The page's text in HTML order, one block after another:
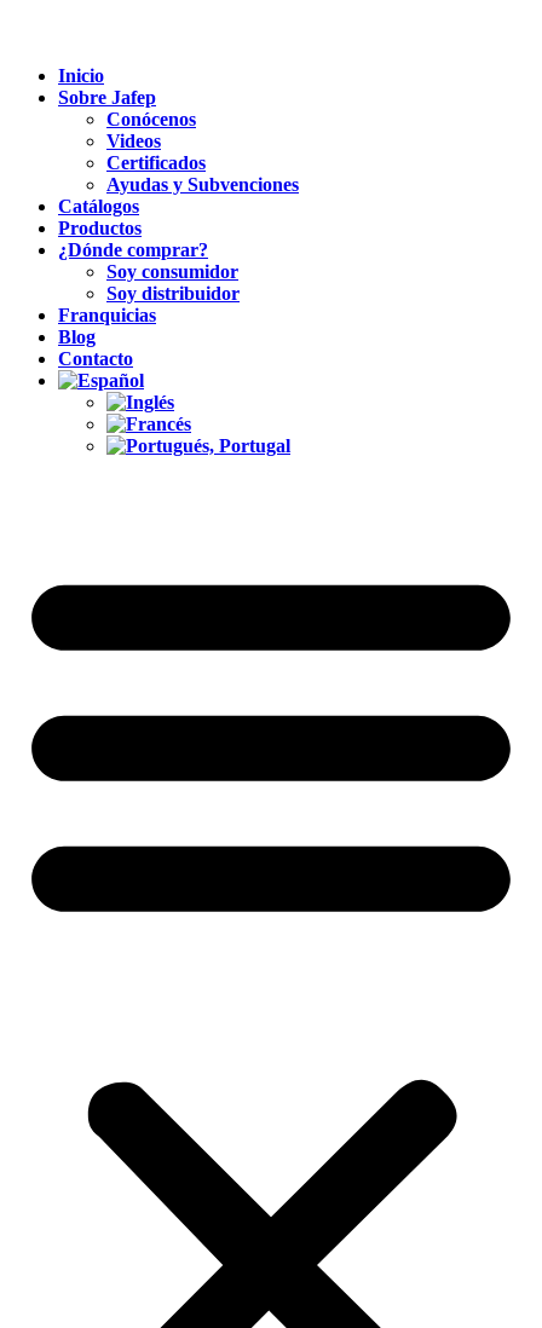
Inicio
Sobre Jafep
Conócenos
Videos
Certificados
Ayudas y Subvenciones
Catálogos
Productos
¿Dónde comprar?
Soy consumidor
Soy distribuidor
Franquicias
Blog
Contacto